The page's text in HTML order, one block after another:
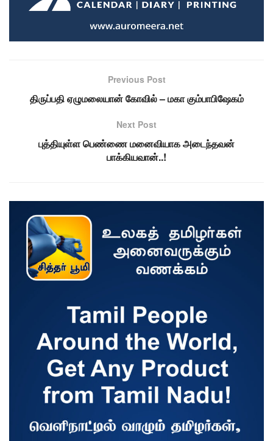
Previous Post
திருப்பதி ஏழுமலையான் கோவில் – மகா கும்பாபிஷேகம்
Next Post
புத்தியுள்ள பெண்ணை மனைவியாக அடைந்தவன்
பாக்கியவான்..!